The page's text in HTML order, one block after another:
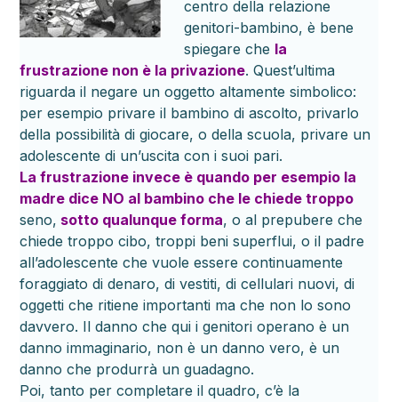
centro della relazione
genitori-bambino, è bene
spiegare che la
frustrazione non è la privazione. Quest’ultima
riguarda il negare un oggetto altamente simbolico:
per esempio privare il bambino di ascolto, privarlo
della possibilità di giocare, o della scuola, privare un
adolescente di un’uscita con i suoi pari.
La frustrazione invece è quando per esempio la
madre dice NO al bambino che le chiede troppo
seno, sotto qualunque forma, o al prepubere che
chiede troppo cibo, troppi beni superflui, o il padre
all’adolescente che vuole essere continuamente
foraggiato di denaro, di vestiti, di cellulari nuovi, di
oggetti che ritiene importanti ma che non lo sono
davvero. Il danno che qui i genitori operano è un
danno immaginario, non è un danno vero, è un
danno che produrrà un guadagno.
Poi, tanto per completare il quadro, c’è la